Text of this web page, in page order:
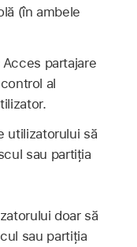
(în ambele
partajare
al
utilizatorului să
sau partiția
doar să
sau partiția